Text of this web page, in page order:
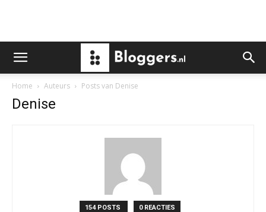
Home Auteurs Posts van Denise
Denise
154 POSTS 0 REACTIES